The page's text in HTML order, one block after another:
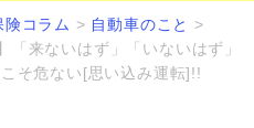
険コラム > 自動車のこと
>
「来ないはず」「いないはず」
そ危ない[思い込み運転]!!